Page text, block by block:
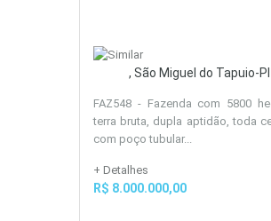
, São Miguel do Tapuio-PI
FAZ548 - Fazenda com 5800
terra bruta, dupla aptidão, toda
com poço tubular...
+ Detalhes
R$ 8.000.000,00